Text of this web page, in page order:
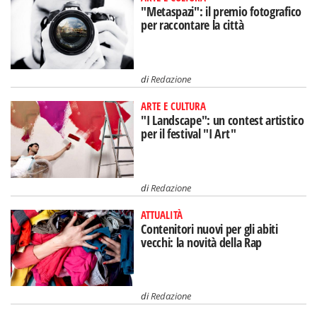
"Metaspazi": il premio fotografico
per raccontare la città
diRedazione
ARTE E CULTURA
"I Landscape": un contest artistico
per il festival "I Art"
diRedazione
ATTUALITÀ
Contenitori nuovi per gli abiti
vecchi: la novità della Rap
diRedazione